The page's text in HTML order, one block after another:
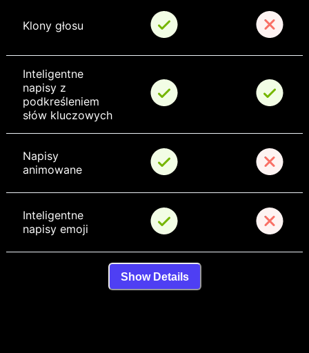
Klony głosu
Inteligentne
napisy z
podkreśleniem
słów kluczowych
Napisy
animowane
Inteligentne
napisy emoji
Show Details